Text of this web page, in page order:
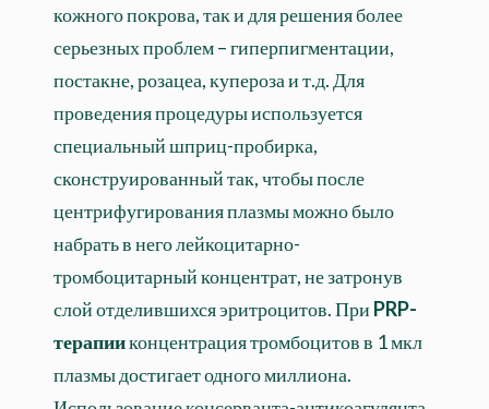
кожного покрова, так и для решения более
серьезных проблем – гиперпигментации,
постакне, розацеа, купероза и т.д. Для
проведения процедуры используется
специальный шприц-пробирка,
сконструированный так, чтобы после
центрифугирования плазмы можно было
набрать в него лейкоцитарно-
тромбоцитарный концентрат, не затронув
слой отделившихся эритроцитов. При PRP-
терапииконцентрация тромбоцитов в 1 мкл
плазмы достигает одного миллиона.